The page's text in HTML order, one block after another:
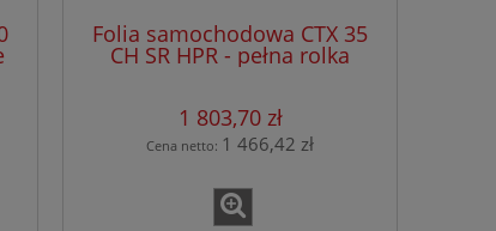
Folia samochodowa CTX 35
CH SR HPR - pełna rolka
1 803,70 zł
Cena netto: 1 466,42 zł